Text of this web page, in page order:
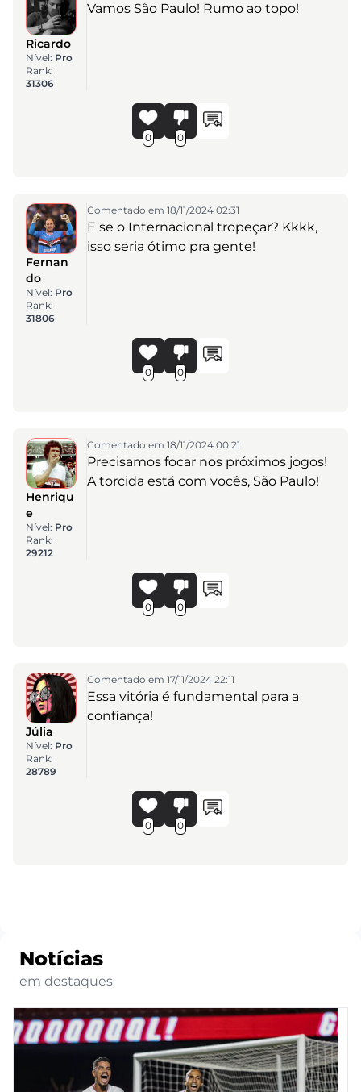
Ricardo
Nível: Pro
Rank:
31306
Vamos São Paulo! Rumo ao topo!
0 0
Fernan
do
Nível: Pro
Rank:
31806
Comentado em 18/11/2024 02:31
E se o Internacional tropeçar? Kkkk,
isso seria ótimo pra gente!
0 0
Henriqu
e
Nível: Pro
Rank:
29212
Comentado em 18/11/2024 00:21
Precisamos focar nos próximos jogos!
A torcida está com vocês, São Paulo!
0 0
Júlia
Nível: Pro
Rank:
28789
Comentado em 17/11/2024 22:11
Essa vitória é fundamental para a
confiança!
0 0
Notícias
em destaques